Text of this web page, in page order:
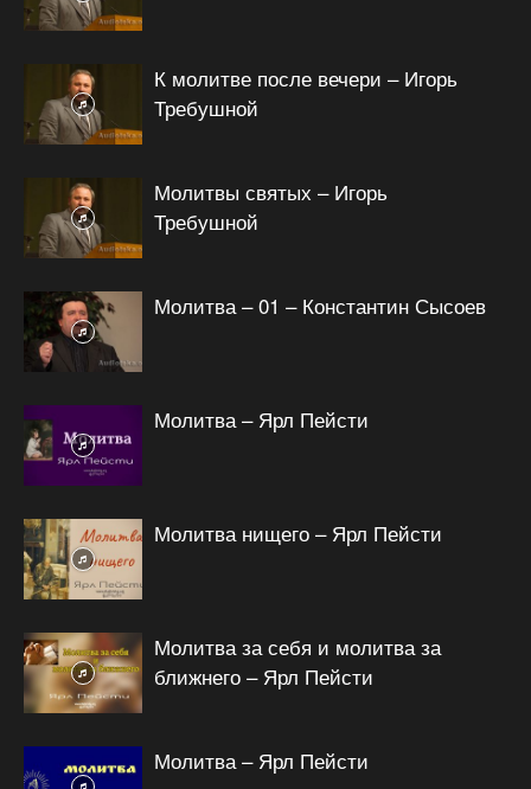
К молитве после вечери – Игорь
Требушной
Молитвы святых – Игорь
Требушной
Молитва – 01 – Константин Сысоев
Молитва – Ярл Пейсти
Молитва нищего – Ярл Пейсти
Молитва за себя и молитва за
ближнего – Ярл Пейсти
Молитва – Ярл Пейсти